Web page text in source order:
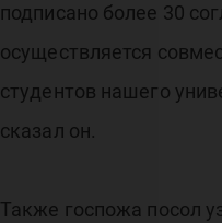
подписано более 30
осуществляется
студентов нашего
сказал он.
Также госпожа посол